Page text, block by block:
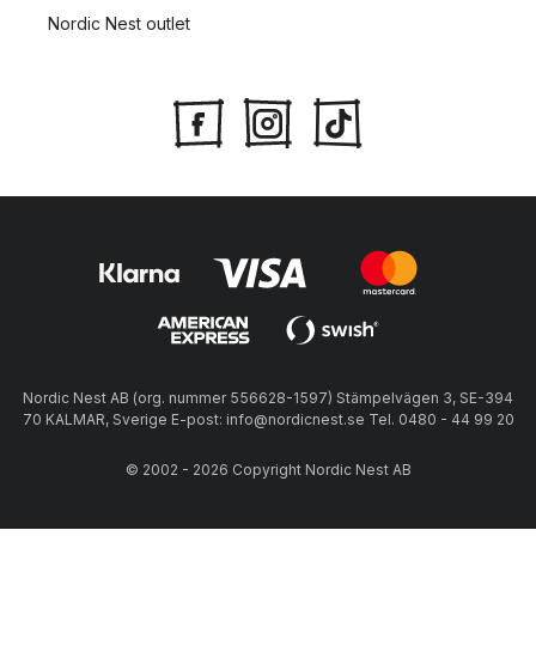
Nordic Nest outlet
Nordic Nest AB (org. nummer 556628-1597) Stämpelvägen 3, SE-394
70 KALMAR, Sverige E-post: info@nordicnest.se Tel. 0480 - 44 99 20
© 2002 - 2026 Copyright Nordic Nest AB